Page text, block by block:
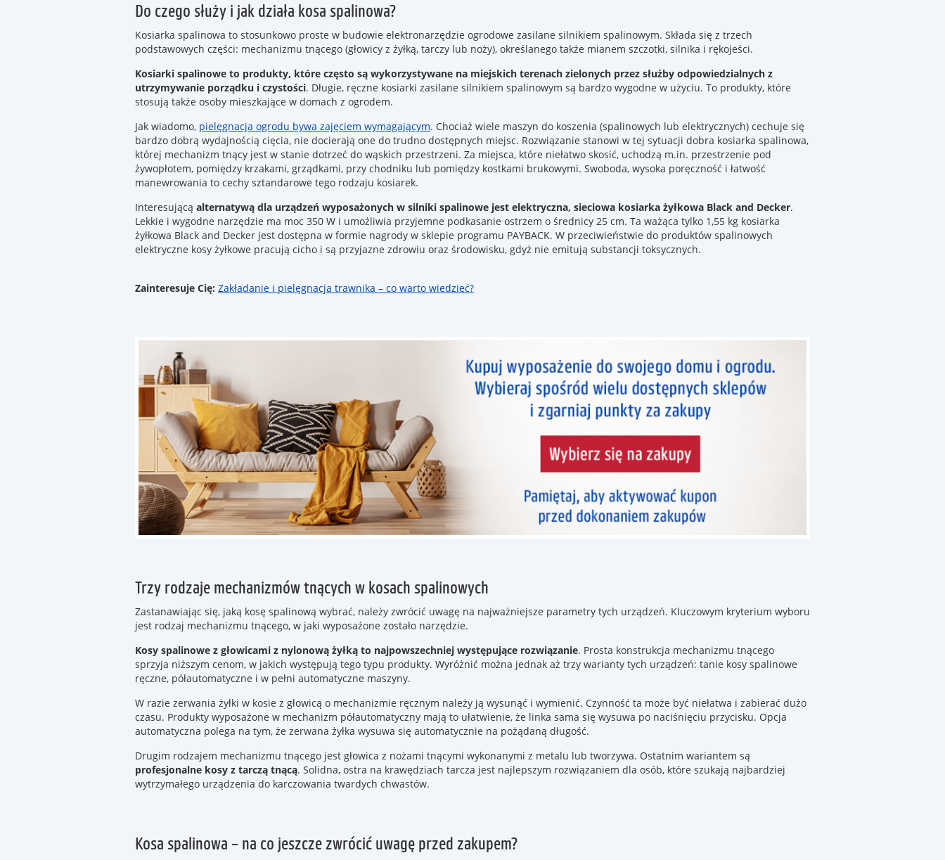
Do czego służy i jak działa kosa spalinowa?
Kosiarka spalinowa to stosunkowo proste w budowie elektronarzędzie ogrodowe zasilane silnikiem spalinowym. Składa się z trzech
podstawowych części: mechanizmu tnącego (głowicy z żyłką, tarczy lub noży), określanego także mianem szczotki, silnika i rękojeści.
Kosiarki spalinowe to produkty, które często są wykorzystywane na miejskich terenach zielonych przez służby odpowiedzialnych z
utrzymywanie porządku i czystości. Długie, ręczne kosiarki zasilane silnikiem spalinowym są bardzo wygodne w użyciu. To produkty, które
stosują także osoby mieszkające w domach z ogrodem.
Jak wiadomo, pielęgnacja ogrodu bywa zajęciem wymagającym. Chociaż wiele maszyn do koszenia (spalinowych lub elektrycznych) cechuje się
bardzo dobrą wydajnością cięcia, nie docierają one do trudno dostępnych miejsc. Rozwiązanie stanowi w tej sytuacji dobra kosiarka spalinowa,
której mechanizm tnący jest w stanie dotrzeć do wąskich przestrzeni. Za miejsca, które niełatwo skosić, uchodzą m.in. przestrzenie pod
żywopłotem, pomiędzy krzakami, grządkami, przy chodniku lub pomiędzy kostkami brukowymi. Swoboda, wysoka poręczność i łatwość
manewrowania to cechy sztandarowe tego rodzaju kosiarek.
Interesującą alternatywą dla urządzeń wyposażonych w silniki spalinowe jest elektryczna, sieciowa kosiarka żyłkowa Black and Decker.
Lekkie i wygodne narzędzie ma moc 350 W i umożliwia przyjemne podkasanie ostrzem o średnicy 25 cm. Ta ważąca tylko 1,55 kg kosiarka
żyłkowa Black and Decker jest dostępna w formie nagrody w sklepie programu PAYBACK. W przeciwieństwie do produktów spalinowych
elektryczne kosy żyłkowe pracują cicho i są przyjazne zdrowiu oraz środowisku, gdyż nie emitują substancji toksycznych.
Zainteresuje Cię: Zakładanie i pielęgnacja trawnika – co warto wiedzieć?
Trzy rodzaje mechanizmów tnących w kosach spalinowych
Zastanawiając się, jaką kosę spalinową wybrać, należy zwrócić uwagę na najważniejsze parametry tych urządzeń. Kluczowym kryterium wyboru
jest rodzaj mechanizmu tnącego, w jaki wyposażone zostało narzędzie.
Kosy spalinowe z głowicami z nylonową żyłką to najpowszechniej występujące rozwiązanie. Prosta konstrukcja mechanizmu tnącego
sprzyja niższym cenom, w jakich występują tego typu produkty. Wyróżnić można jednak aż trzy warianty tych urządzeń: tanie kosy spalinowe
ręczne, półautomatyczne i w pełni automatyczne maszyny.
W razie zerwania żyłki w kosie z głowicą o mechanizmie ręcznym należy ją wysunąć i wymienić. Czynność ta może być niełatwa i zabierać dużo
czasu. Produkty wyposażone w mechanizm półautomatyczny mają to ułatwienie, że linka sama się wysuwa po naciśnięciu przycisku. Opcja
automatyczna polega na tym, że zerwana żyłka wysuwa się automatycznie na pożądaną długość.
Drugim rodzajem mechanizmu tnącego jest głowica z nożami tnącymi wykonanymi z metalu lub tworzywa. Ostatnim wariantem są
profesjonalne kosy z tarczą tnącą. Solidna, ostra na krawędziach tarcza jest najlepszym rozwiązaniem dla osób, które szukają najbardziej
wytrzymałego urządzenia do karczowania twardych chwastów.
Kosa spalinowa – na co jeszcze zwrócić uwagę przed zakupem?